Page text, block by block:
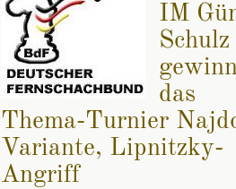
IM
Schulz
das
Thema-Turnier
Variante, Lipnitzky-
Angriff